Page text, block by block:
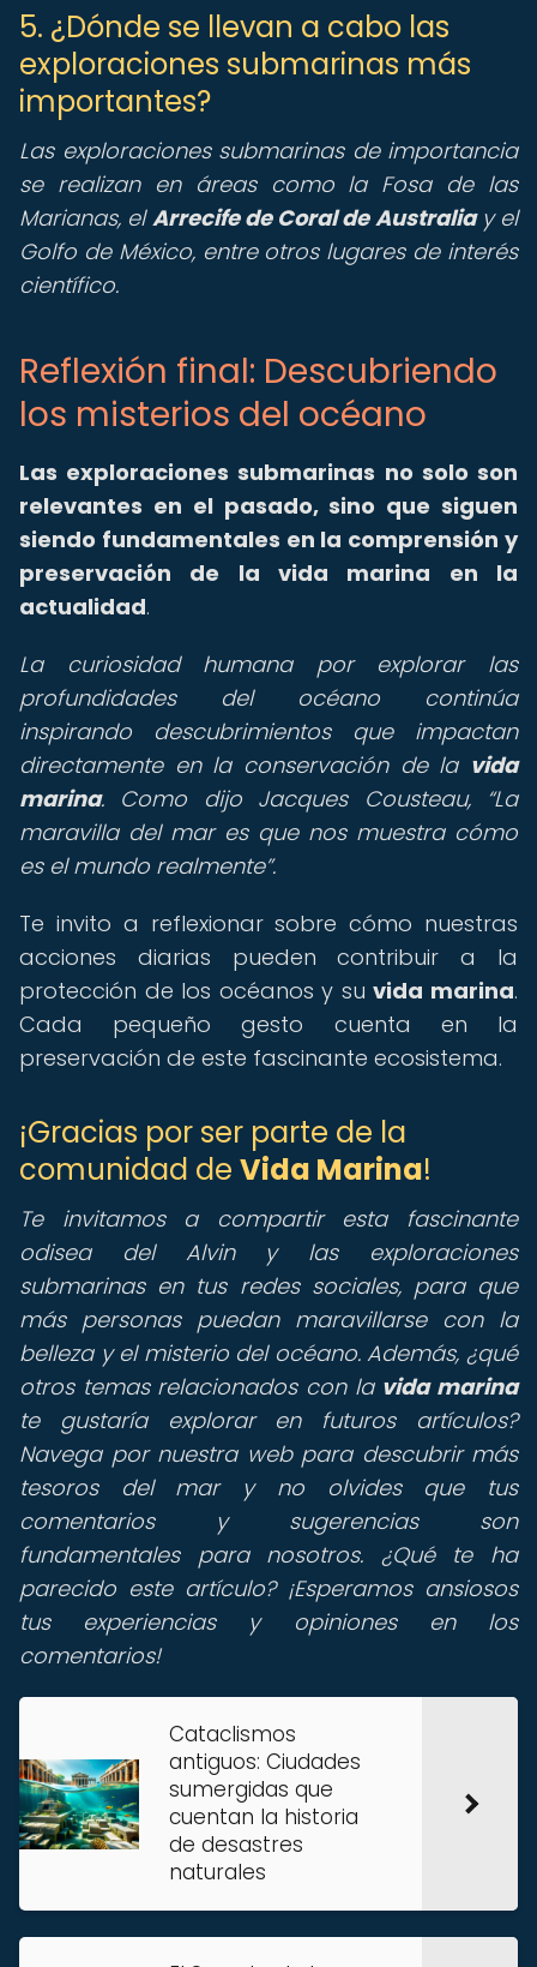
5. ¿Dónde se llevan a cabo las
exploraciones submarinas más
importantes?
Las exploraciones submarinas de importancia
se realizan en áreas como la Fosa de las
Marianas, elArrecife de Coral de Australiay el
Golfo de México, entre otros lugares de interés
científico.
Reflexión final: Descubriendo
los misterios del océano
Las exploraciones submarinas no solo son
relevantes en el pasado, sino que siguen
siendo fundamentales en la comprensión y
preservación de la vida marina en la
actualidad.
La curiosidad humana por explorar las
profundidades del océano continúa
inspirando descubrimientos que impactan
directamente en la conservación de la vida
marina. Como dijo Jacques Cousteau,
La
maravilla del mar es que nos muestra cómo
es el mundo realmente .
Te invito a reflexionar sobre cómo nuestras
acciones diarias pueden contribuir a la
protección de los océanos y suvida marina.
Cada pequeño gesto cuenta en la
preservación de este fascinante ecosistema.
¡Gracias por ser parte de la
comunidad de Vida Marina!
Te invitamos a compartir esta fascinante
odisea del Alvin y las exploraciones
submarinas en tus redes sociales, para que
más personas puedan maravillarse con la
belleza y el misterio del océano. Además, ¿qué
otros temas relacionados con la vida marina
te gustaría explorar en futuros artículos?
Navega por nuestra web para descubrir más
tesoros del mar y no olvides que tus
comentarios y sugerencias son
fundamentales para nosotros. ¿Qué te ha
parecido este artículo? ¡Esperamos ansiosos
tus experiencias y opiniones en los
comentarios!
Cataclismos
antiguos: Ciudades
sumergidas que
cuentan la historia
de desastres
naturales